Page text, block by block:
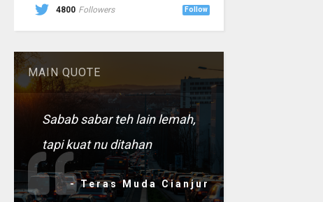
4800 Followers Follow
MAIN QUOTE
Sabab sabar teh lain lemah,
tapi kuat nu ditahan
- Teras Muda Cianjur